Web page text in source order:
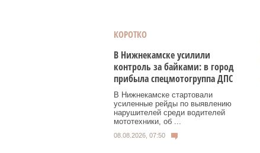
КОРОТКО
В Нижнекамске усилили
контроль за байками: в город
прибыла спецмотогруппа ДПС
В Нижнекамске стартовали
усиленные рейды по выявлению
нарушителей среди водителей
мототехники, об ...
08.08.2026, 07:50